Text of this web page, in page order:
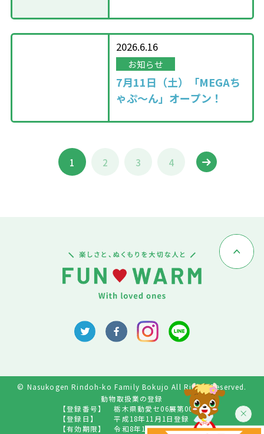
2026.6.16
お知らせ
7月11日（土）「MEGAち
ゃぷ～ん」オープン！
1 2 3 4
© Nasukogen Rindoh-ko Family Bokujo All Rights Reserved.
動物取扱業の登録
【登録番号】
栃木県動愛セ06展第009号
【登録日】
平成18年11月1日登録
【有効期限】
令和8年10月31日